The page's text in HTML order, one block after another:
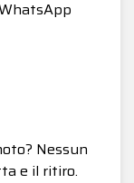
Nessun
e il ritiro.